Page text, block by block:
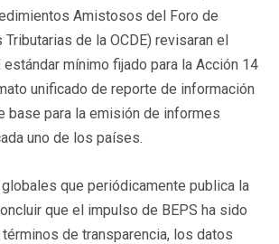
Amistosos del Foro de
de la OCDE) revisaran el
mínimo fijado para la Acción 14
unificado de reporte de información
base para la emisión de informes
uno de los países.
que periódicamente publica la
que el impulso de BEPS ha sido
de transparencia, los datos